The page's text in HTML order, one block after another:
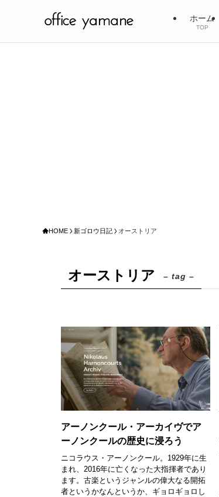
ホーム
TOP
HOME 新ゴロウ日記 オーストリア
オーストリア – tag –
アーノンクール・アーカイヴでア
ーノンクールの歴史に浸ろう
ニコラウス・アーノンクール。1929年に生
まれ、2016年に亡くなった大指揮者であり
ます。古楽というジャンルの偉大なる開拓
者というかなんというか、ギョロギョロし